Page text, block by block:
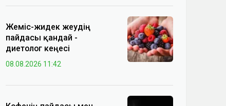
Жеміс-жидек жеудің
пайдасы қандай -
диетолог кеңесі
08.08.2026 11:42